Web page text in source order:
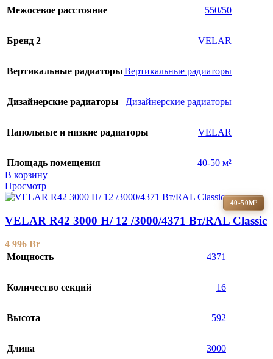
Межосевое расстояние 550/50
Бренд 2 VELAR
Вертикальные радиаторыВертикальные радиаторы
Дизайнерские радиаторы Дизайнерские радиаторы
Напольные и низкие радиаторы VELAR
Площадь помещения
40-50 м²
В корзину
Просмотр
40-50М²
VELAR R42 3000 H/ 12 /3000/4371 Вт/RAL Classic
4 996 Br
Мощность
4371
Количество секций 16
Высота 592
Длина 3000